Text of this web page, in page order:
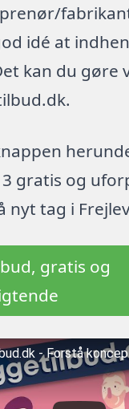
idé at
kan du gøre
gratis og
nyt tag i
gratis og
- Forstå